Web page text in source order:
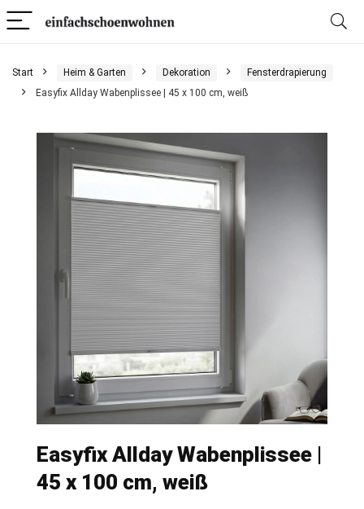
Start Heim & Garten Dekoration
Fensterdrapierung
Easyfix Allday Wabenplissee | 45 x 100 cm, weiß
Easyfix Allday Wabenplissee |
45 x 100 cm, weiß